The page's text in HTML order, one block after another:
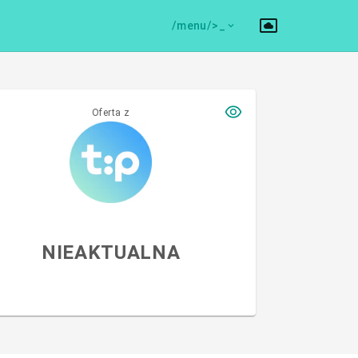
/menu/>
Oferta z
NIEAKTUALNA